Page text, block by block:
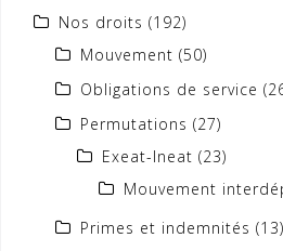
Nos droits (192)
Mouvement (50)
Obligations de service
Permutations (27)
Exeat-Ineat (23)
Mouvement
Primes et indemnités (13)